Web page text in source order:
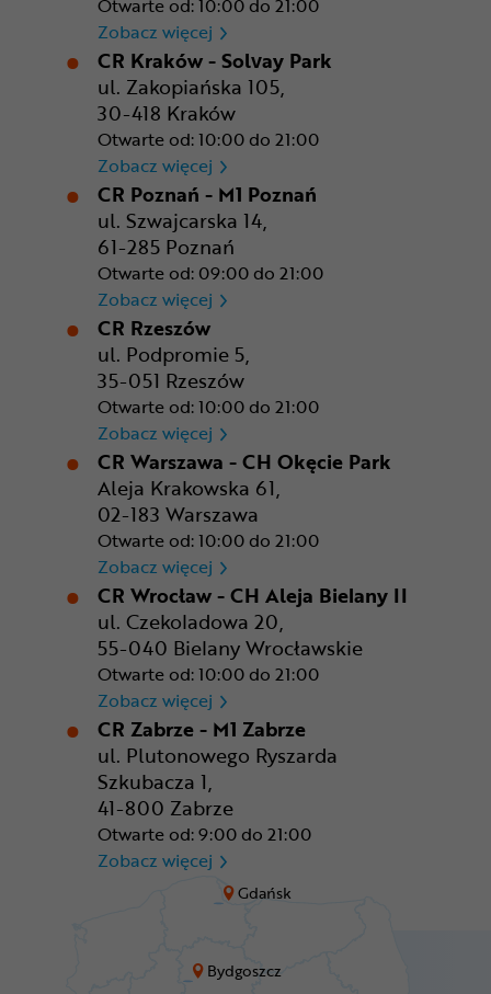
Bydgoszcz
Gdańsk
Otwarte od: 10:00 do 21:00
Zobacz więcej CR Gdańsk - Morski Park
CR Kraków - Solvay Park
ul. Zakopiańska 105,
30-418 Kraków
Otwarte od: 10:00 do 21:00
Zobacz więcej CR Kraków - Solvay Park
CR Poznań - M1 Poznań
ul. Szwajcarska 14,
61-285 Poznań
Otwarte od: 09:00 do 21:00
Zobacz więcej CR Poznań - M1 Poznań
CR Rzeszów
ul. Podpromie 5,
35-051 Rzeszów
Otwarte od: 10:00 do 21:00
Zobacz więcej CR Rzeszów
CR Warszawa - CH Okęcie Park
Aleja Krakowska 61,
02-183 Warszawa
Otwarte od: 10:00 do 21:00
Zobacz więcej CR Warszawa - CH Okęcie
CR Wrocław - CH Aleja Bielany II
ul. Czekoladowa 20,
55-040 Bielany Wrocławskie
Otwarte od: 10:00 do 21:00
Zobacz więcej CR Wrocław - CH Aleja
CR Zabrze - M1 Zabrze
ul. Plutonowego Ryszarda
Szkubacza 1,
41-800 Zabrze
Otwarte od: 9:00 do 21:00
Zobacz więcej CR Zabrze - M1 Zabrze